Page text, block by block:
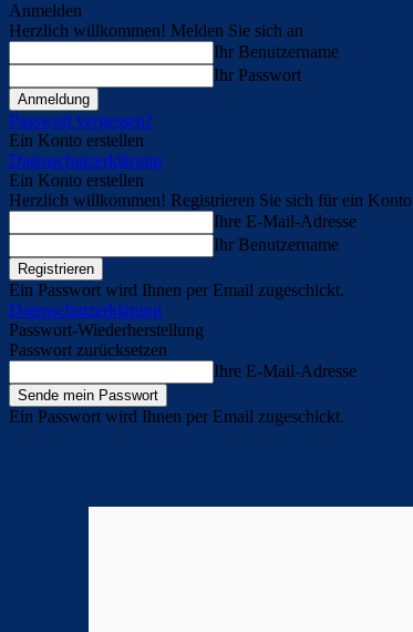
Anmelden
Herzlich willkommen! Melden Sie sich an
Ihr Benutzername
Ihr Passwort
Passwort vergessen?
Ein Konto erstellen
Datenschutzerklärung
Ein Konto erstellen
Herzlich willkommen! Registrieren Sie sich für ein Konto
Ihre E-Mail-Adresse
Ihr Benutzername
Ein Passwort wird Ihnen per Email zugeschickt.
Datenschutzerklärung
Passwort-Wiederherstellung
Passwort zurücksetzen
Ihre E-Mail-Adresse
Ein Passwort wird Ihnen per Email zugeschickt.